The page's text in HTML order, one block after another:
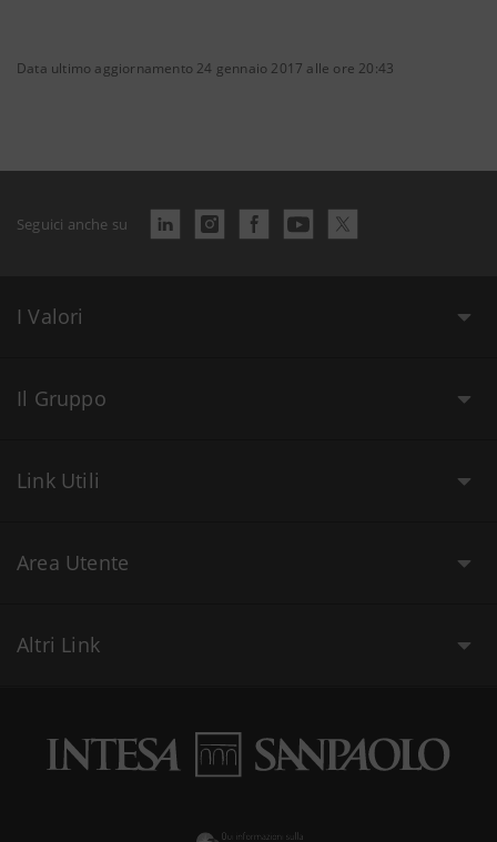
Data ultimo aggiornamento 24 gennaio 2017 alle ore 20:43
Seguici anche su
I Valori
Il Gruppo
Link Utili
Area Utente
Altri Link